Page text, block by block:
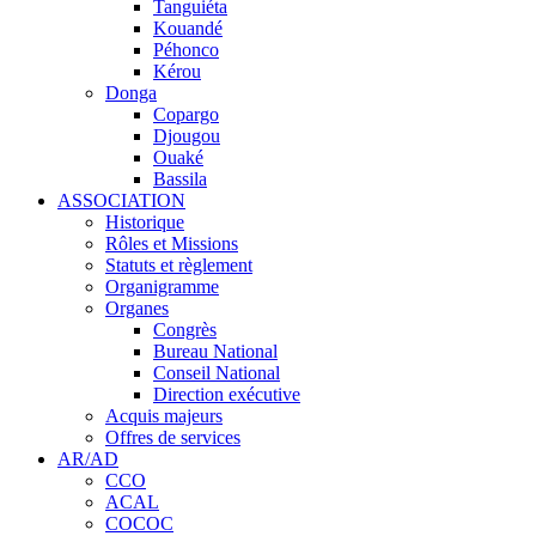
Tanguiéta
Kouandé
Péhonco
Kérou
Donga
Copargo
Djougou
Ouaké
Bassila
ASSOCIATION
Historique
Rôles et Missions
Statuts et règlement
Organigramme
Organes
Congrès
Bureau National
Conseil National
Direction exécutive
Acquis majeurs
Offres de services
AR/AD
CCO
ACAL
COCOC